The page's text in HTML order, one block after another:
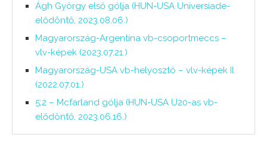
Ágh György első gólja (HUN-USA Universiade-
elődöntő, 2023.08.06.)
Magyarország-Argentína vb-csoportmeccs –
vlv-képek (2023.07.21.)
Magyarország-USA vb-helyosztó – vlv-képek II.
(2022.07.01.)
5:2 – Mcfarland gólja (HUN-USA U20-as vb-
elődöntő, 2023.06.16.)